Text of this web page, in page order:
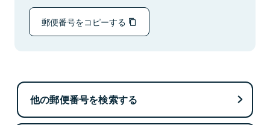
郵便番号をコピーする
他の郵便番号を検索する